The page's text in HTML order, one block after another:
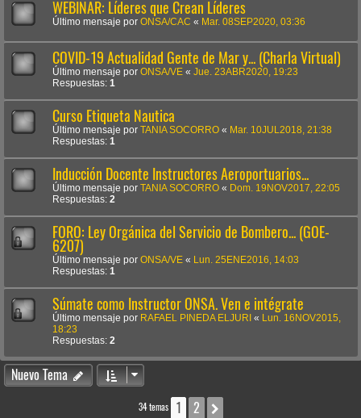
WEBINAR: Líderes que Crean Líderes
Último mensaje por ONSA/CAC « Mar. 08SEP2020, 03:36
COVID-19 Actualidad Gente de Mar y... (Charla Virtual)
Último mensaje por ONSA/VE « Jue. 23ABR2020, 19:23
Respuestas: 1
Curso Etiqueta Nautica
Último mensaje por TANIA SOCORRO « Mar. 10JUL2018, 21:38
Respuestas: 1
Inducción Docente Instructores Aeroportuarios...
Último mensaje por TANIA SOCORRO « Dom. 19NOV2017, 22:05
Respuestas: 2
FORO: Ley Orgánica del Servicio de Bombero... (GOE-
6207)
Último mensaje por ONSA/VE «
Lun. 25ENE2016, 14:03
Respuestas: 1
Súmate como Instructor ONSA. Ven e intégrate
Último mensaje por RAFAEL PINEDA ELJURI «
Lun. 16NOV2015,
18:23
Respuestas: 2
Nuevo Tema
34 temas 1 2